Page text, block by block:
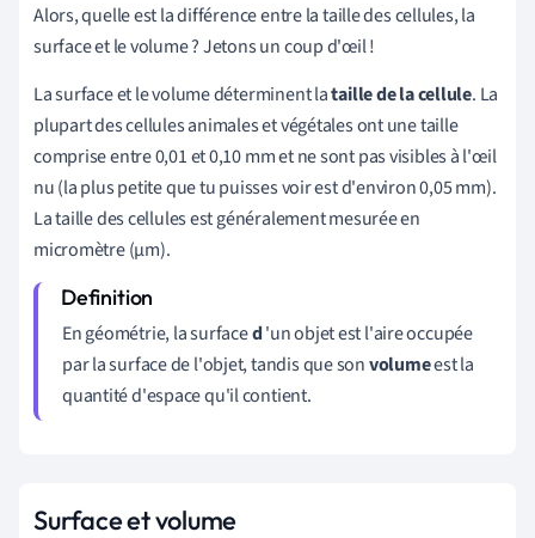
Alors, quelle est la différence entre la taille des cellules, la
surface et le volume ? Jetons un coup d'œil !
La surface et le volume déterminent lataille de la cellule. La
plupart des cellules animales et végétales ont une taille
comprise entre 0,01 et 0,10 mm et ne sont pas visibles à l'œil
nu (la plus petite que tu puisses voir est d'environ 0,05 mm).
La taille des cellules est généralement mesurée en
micromètre (μm).
En géométrie, la surfaced'un objet est l'aire occupée
par la surface de l'objet, tandis que sonvolumeest la
quantité d'espace qu'il contient.
Surface et volume